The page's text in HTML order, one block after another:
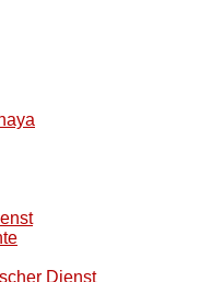
Dienst